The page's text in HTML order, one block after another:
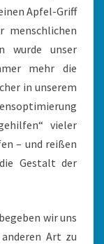
Apfel-Griff
menschlichen
wurde unser
mehr die
in unserem
vieler
– und reißen
Gestalt der
wir uns
Art zu